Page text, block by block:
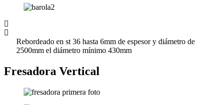
Rebordeado en st 36 hasta 6mm de espesor y diámetro de
2500mm el diámetro mínimo 430mm
Fresadora Vertical